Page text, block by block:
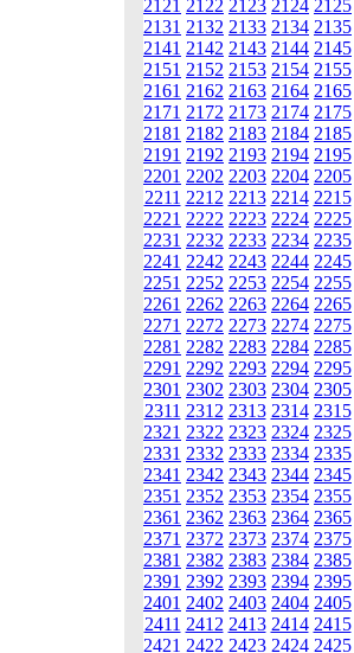
2121 2122 2123 2124 2125
2131 2132 2133 2134 2135
2141 2142 2143 2144 2145
2151 2152 2153 2154 2155
2161 2162 2163 2164 2165
2171 2172 2173 2174 2175
2181 2182 2183 2184 2185
2191 2192 2193 2194 2195
2201 2202 2203 2204 2205
2211 2212 2213 2214 2215
2221 2222 2223 2224 2225
2231 2232 2233 2234 2235
2241 2242 2243 2244 2245
2251 2252 2253 2254 2255
2261 2262 2263 2264 2265
2271 2272 2273 2274 2275
2281 2282 2283 2284 2285
2291 2292 2293 2294 2295
2301 2302 2303 2304 2305
2311 2312 2313 2314 2315
2321 2322 2323 2324 2325
2331 2332 2333 2334 2335
2341 2342 2343 2344 2345
2351 2352 2353 2354 2355
2361 2362 2363 2364 2365
2371 2372 2373 2374 2375
2381 2382 2383 2384 2385
2391 2392 2393 2394 2395
2401 2402 2403 2404 2405
2411 2412 2413 2414 2415
2421 2422 2423 2424 2425